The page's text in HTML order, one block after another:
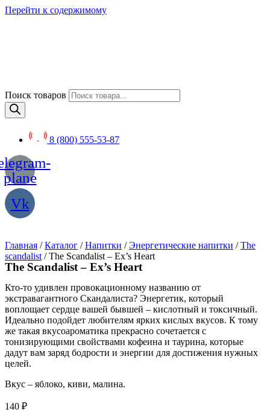
Перейти к содержимому
Поиск товаров
8 (800) 555-53-87
plane
Vk
Главная /Каталог /Напитки /Энергетические напитки /The
scandalist / The Scandalist – Ex’s Heart
The Scandalist – Ex’s Heart
Кто-то удивлен провокационному названию от
экстравагантного Скандалиста? Энергетик, который
воплощает сердце вашей бывшей – кислотный и токсичный.
Идеально подойдет любителям ярких кислых вкусов. К тому
же такая вкусоароматика прекрасно сочетается с
тонизирующими свойствами кофеина и таурина, которые
дадут вам заряд бодрости и энергии для достижения нужных
целей.
Вкус – яблоко, киви, малина.
140 ₽